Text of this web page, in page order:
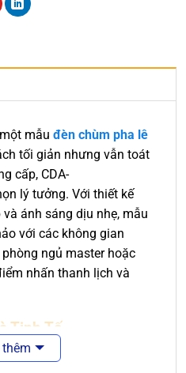
mẫu đèn chùm pha lê
tối giản nhưng vẫn toát
cấp, CDA-
lý tưởng. Với thiết kế
ánh sáng dịu nhẹ, mẫu
với các không gian
ngủ master hoặc
nhấn thanh lịch và
Tinh Tế
nổi bật với khung